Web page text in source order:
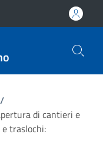
/
di cantieri e
traslochi: